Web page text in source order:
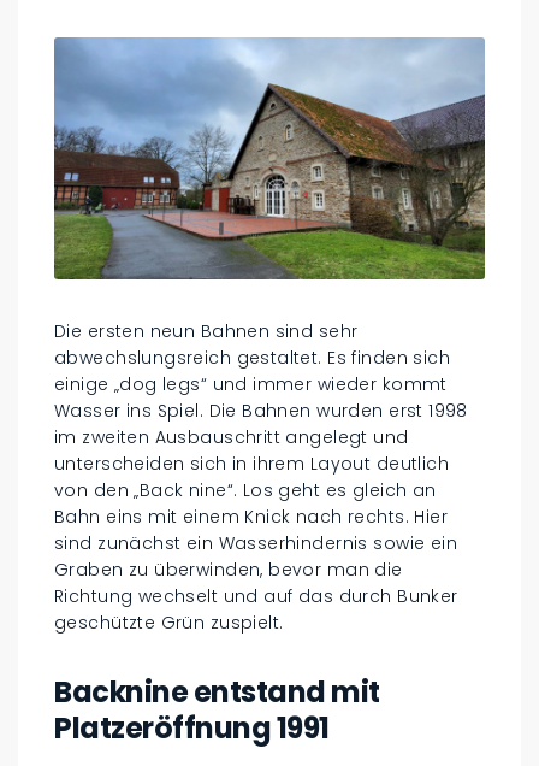
Die ersten neun Bahnen sind sehr
abwechslungsreich gestaltet. Es finden sich
einige „dog legs“ und immer wieder kommt
Wasser ins Spiel. Die Bahnen wurden erst 1998
im zweiten Ausbauschritt angelegt und
unterscheiden sich in ihrem Layout deutlich
von den „Back nine“. Los geht es gleich an
Bahn eins mit einem Knick nach rechts. Hier
sind zunächst ein Wasserhindernis sowie ein
Graben zu überwinden, bevor man die
Richtung wechselt und auf das durch Bunker
geschützte Grün zuspielt.
Backnine entstand mit
Platzeröffnung 1991